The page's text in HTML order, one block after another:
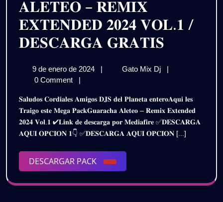
𝐀𝐋𝐄𝐓𝐄𝐎 – 𝐑𝐄𝐌𝐈𝐗
𝐄𝐗𝐓𝐄𝐍𝐃𝐄𝐃 𝟐𝟎𝟐𝟒 𝐕𝐎𝐋.𝟏 /
𝐃𝐄𝐒𝐂𝐀𝐑𝐆𝐀 𝐆𝐑𝐀𝐓𝐈𝐒
–
𝐑𝐄𝐌𝐈𝐗
/
9 de enero de 2024
de
2024
| Gato Mix Dj
𝐏𝐀𝐂𝐊
–
𝐑𝐄𝐌𝐈𝐗
𝐄𝐗𝐓𝐄𝐍𝐃𝐄𝐃
𝟐𝟎𝟐𝟒
|
0 Comment
|
𝐒𝐚𝐥𝐮𝐝𝐨𝐬 𝐂𝐨𝐫𝐝𝐢𝐚𝐥𝐞𝐬 𝐀𝐦𝐢𝐠𝐨𝐬 𝐃𝐉𝐒 𝐝𝐞𝐥 𝐏𝐥𝐚𝐧𝐞𝐭𝐚 𝐞𝐧𝐭𝐞𝐫𝐨𝐀𝐪𝐮𝐢 𝐥𝐞𝐬
𝐓𝐫𝐚𝐢𝐠𝐨 𝐞𝐬𝐭𝐞 𝐌𝐞𝐠𝐚 𝐏𝐚𝐜𝐤𝐆𝐮𝐚𝐫𝐚𝐜𝐡𝐚 𝐀𝐥𝐞𝐭𝐞𝐨 – 𝐑𝐞𝐦𝐢𝐱 𝐄𝐱𝐭𝐞𝐧𝐝𝐞𝐝
𝟐𝟎𝟐𝟒 𝐕𝐨𝐥.𝟏 ✔𝐋𝐢𝐧𝐤 𝐝𝐞 𝐝𝐞𝐬𝐜𝐚𝐫𝐠𝐚 𝐩𝐨𝐫 𝐌𝐞𝐝𝐢𝐚𝐟𝐢𝐫𝐞 ✅𝐃𝐄𝐒𝐂𝐀𝐑𝐆𝐀
𝐀𝐐𝐔𝐈 𝐎𝐏𝐂𝐈𝐎𝐍 𝟏👇 ✅𝐃𝐄𝐒𝐂𝐀𝐑𝐆𝐀 𝐀𝐐𝐔𝐈 𝐎𝐏𝐂𝐈𝐎𝐍 [...]
DESCARGAR PACK
DESCARGAR
PACK